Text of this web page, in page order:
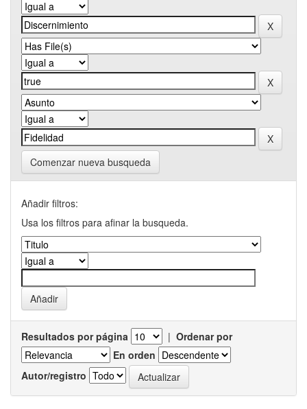
Comenzar nueva busqueda
Añadir filtros:
Usa los filtros para afinar la busqueda.
Resultados por página | Ordenar por
En orden
Autor/registro